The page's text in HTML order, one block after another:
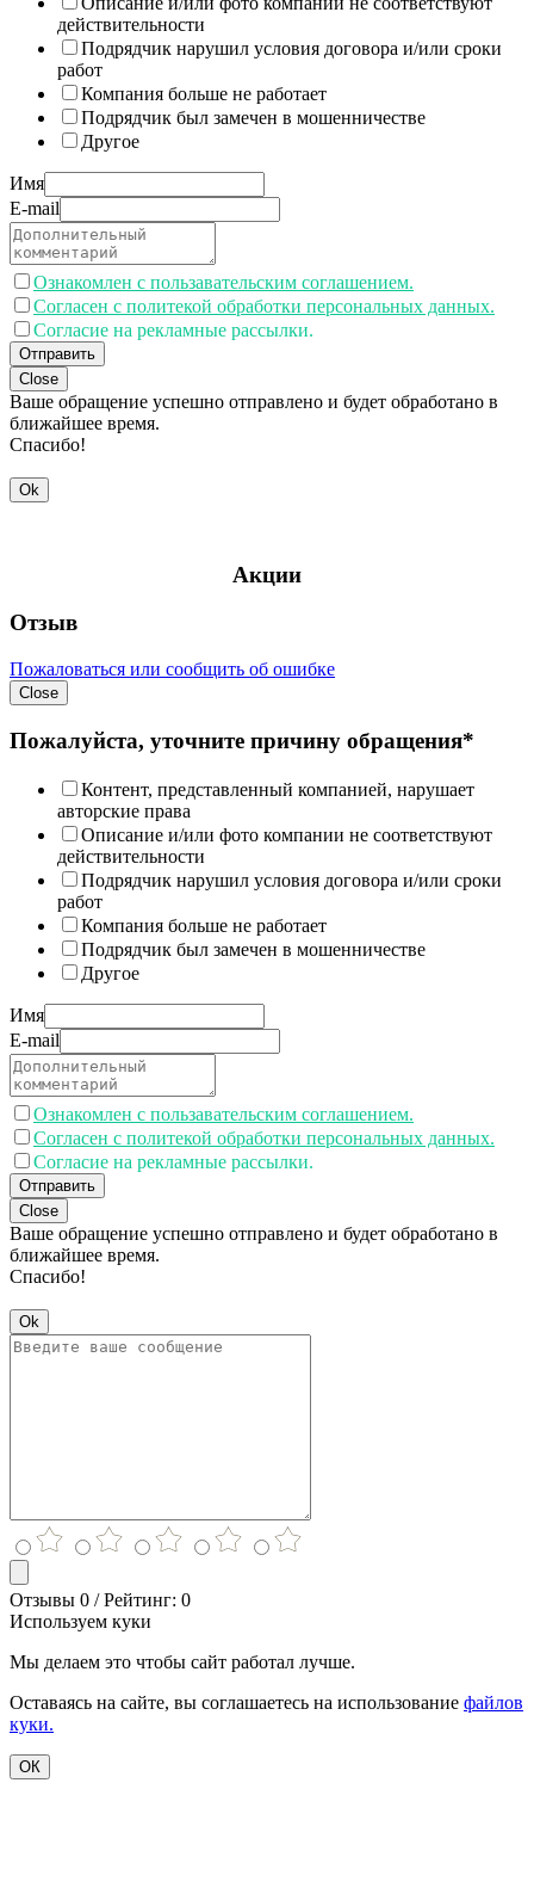
действительности
Подрядчик нарушил условия договора и/или сроки
работ
Компания больше не работает
Подрядчик был замечен в мошенничестве
Другое
Имя
E-mail
Ознакомлен с пользавательским соглашением.
Согласен с политекой обработки персональных данных.
Согласие на рекламные рассылки.
Отправить
Close
Ваше обращение успешно отправлено и будет обработано в
ближайшее время.
Спасибо!
Ok
Акции
Отзыв
Пожаловаться или сообщить об ошибке
Close
Пожалуйста, уточните причину обращения*
Контент, представленный компанией, нарушает
авторские права
Описание и/или фото компании не соответствуют
действительности
Подрядчик нарушил условия договора и/или сроки
работ
Компания больше не работает
Подрядчик был замечен в мошенничестве
Другое
Имя
E-mail
Ознакомлен с пользавательским соглашением.
Согласен с политекой обработки персональных данных.
Согласие на рекламные рассылки.
Отправить
Close
Ваше обращение успешно отправлено и будет обработано в
ближайшее время.
Спасибо!
Ok
Отзывы 0 / Рейтинг: 0
Используем куки
Мы делаем это чтобы сайт работал лучше.
Оставаясь на сайте, вы соглашаетесь на использование файлов
куки.
ОК